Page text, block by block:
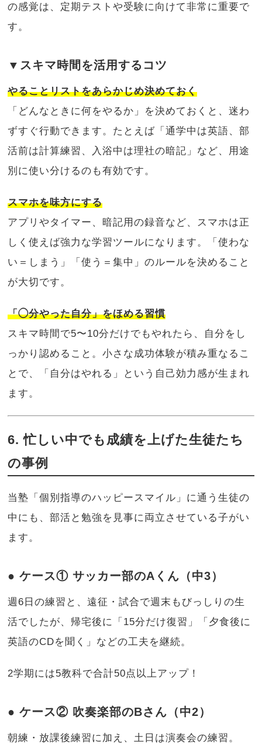
の感覚は、定期テストや受験に向けて非常に重要で
す。
▼スキマ時間を活用するコツ
やることリストをあらかじめ決めておく
「どんなときに何をやるか」を決めておくと、迷わ
ずすぐ行動できます。たとえば「通学中は英語、部
活前は計算練習、入浴中は理社の暗記」など、用途
別に使い分けるのも有効です。
スマホを味方にする
アプリやタイマー、暗記用の録音など、スマホは正
しく使えば強力な学習ツールになります。「使わな
い＝しまう」「使う＝集中」のルールを決めること
が大切です。
「◯分やった自分」をほめる習慣
スキマ時間で5〜10分だけでもやれたら、自分をし
っかり認めること。小さな成功体験が積み重なるこ
とで、「自分はやれる」という自己効力感が生まれ
ます。
6. 忙しい中でも成績を上げた生徒たち
の事例
当塾「個別指導のハッピースマイル」に通う生徒の
中にも、部活と勉強を見事に両立させている子がい
ます。
● ケース① サッカー部のAくん（中3）
週6日の練習と、遠征・試合で週末もびっしりの生
活でしたが、帰宅後に「15分だけ復習」「夕食後に
英語のCDを聞く」などの工夫を継続。
2学期には5教科で合計50点以上アップ！
● ケース② 吹奏楽部のBさん（中2）
朝練・放課後練習に加え、土日は演奏会の練習。